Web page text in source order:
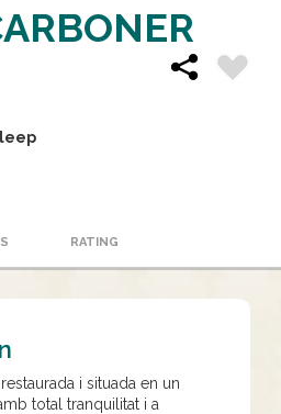
RATING
i situada en un
total tranquilitat i a